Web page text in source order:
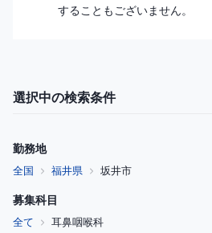
することもございません。
選択中の検索条件
勤務地
全国 福井県 坂井市
募集科目
全て 耳鼻咽喉科